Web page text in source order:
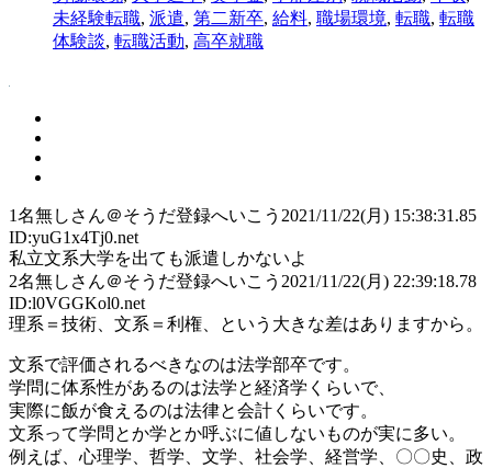
未経験転職, 派遣, 第二新卒, 給料, 職場環境, 転職, 転職
体験談, 転職活動, 高卒就職
1名無しさん＠そうだ登録へいこう 2021/11/22(月) 15:38:31.85
ID:yuG1x4Tj0.net
私立文系大学を出ても派遣しかないよ
2名無しさん＠そうだ登録へいこう 2021/11/22(月) 22:39:18.78
ID:l0VGGKol0.net
理系＝技術、文系＝利権、という大きな差はありますから。
文系で評価されるべきなのは法学部卒です。
学問に体系性があるのは法学と経済学くらいで、
実際に飯が食えるのは法律と会計くらいです。
文系って学問とか学とか呼ぶに値しないものが実に多い。
例えば、心理学、哲学、文学、社会学、経営学、〇〇史、政